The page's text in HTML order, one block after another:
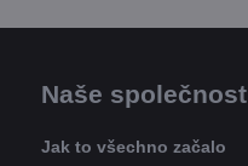
Naše společnost
Jak to všechno začalo